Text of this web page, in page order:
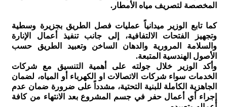
المخصصة لتصريف مياه الأمطار.
كما تابع الوزير ميدانياً عمليات فصل الطريق بجزيرة وسطية
وتجهيز الفتحات الالتفافية، إلى جانب تنفيذ أعمال الإنارة
والسلامة المرورية والدهان الساخن وتعبيد الطريق حسب
الأصول الهندسية المتبعة.
​وأكد الوزير خلال جولته على أهمية التنسيق مع شركات
الخدمات سواء شركات الاتصالات او الكهرباء أو المياه، لضمان
الجاهزية الكاملة للبنية التحتية، مشدداً على ضرورة ضمان عدم
إجراء أي أعمال حفر في جسم المشروع بعد الانتهاء من كافة